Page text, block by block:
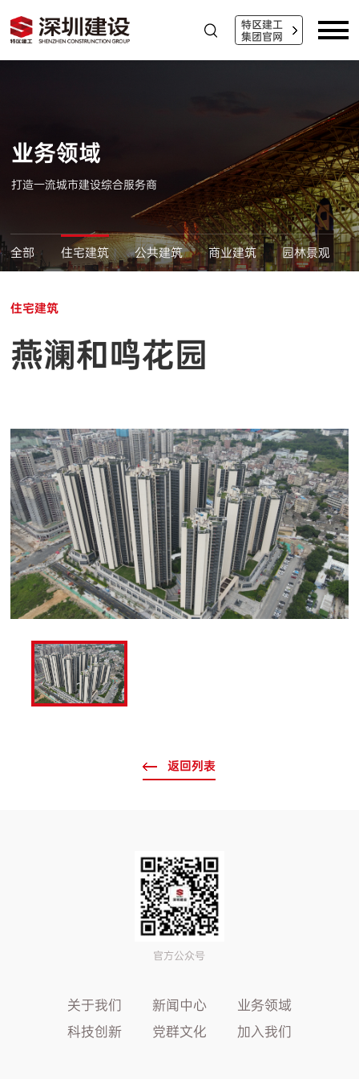
特区建工
集团官网
业务领域
打造一流城市建设综合服务商
全部 住宅建筑 公共建筑 商业建筑 园林景观
住宅建筑
燕澜和鸣花园
返回列表
官方公众号
关于我们 新闻中心
业务领域
科技创新
党群文化 加入我们